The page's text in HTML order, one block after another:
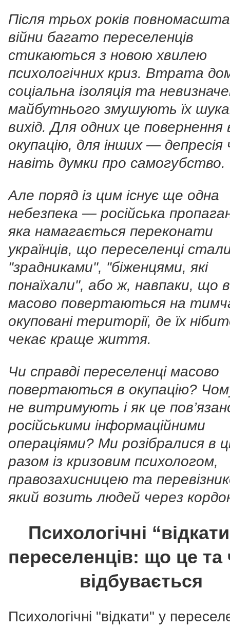
Після трьох років
війни багато переселенців
стикаються з новою хвилею
психологічних криз. Втрата
соціальна ізоляція та
майбутнього змушують їх
вихід. Для одних це повернення
окупацію, для інших — депресія
навіть думки про самогубство.
Але поряд із цим існує ще одна
небезпека — російська
яка намагається переконати
українців, що переселенці
"зрадниками", "біженцями, які
понаїхали", або ж, навпаки, що
масово повертаються на
окуповані території, де їх
чекає краще життя.
Чи справді переселенці масово
повертаються в окупацію?
не витримують і як це
російськими інформаційними
операціями? Ми розібралися в
разом із кризовим психологом,
правозахисницею та
який возить людей через
Психологічні
переселенців: що це
відбувається
Психологічні "відкати" у